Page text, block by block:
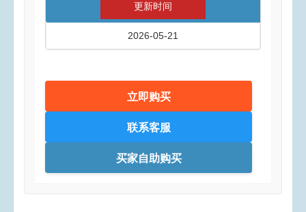
更新时间
2026-05-21
立即购买
联系客服
买家自助购买